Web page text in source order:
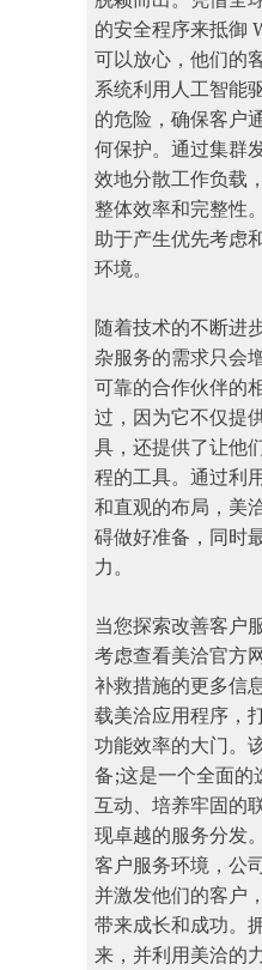
的安全程序来抵御
可以放心，他们的
系统利用人工智能
的危险，确保客户
何保护。通过集群
效地分散工作负载
整体效率和完整性
助于产生优先考虑
环境。
随着技术的不断进
杂服务的需求只会
可靠的合作伙伴的
过，因为它不仅提
具，还提供了让他
程的工具。通过利
和直观的布局，美
碍做好准备，同时
力。
当您探索改善客户
考虑查看美洽官方
补救措施的更多信
载美洽应用程序，
功能效率的大门。
备;这是一个全面的
互动、培养牢固的
现卓越的服务分发
客户服务环境，公
并激发他们的客户
带来成长和成功。
来，并利用美洽的